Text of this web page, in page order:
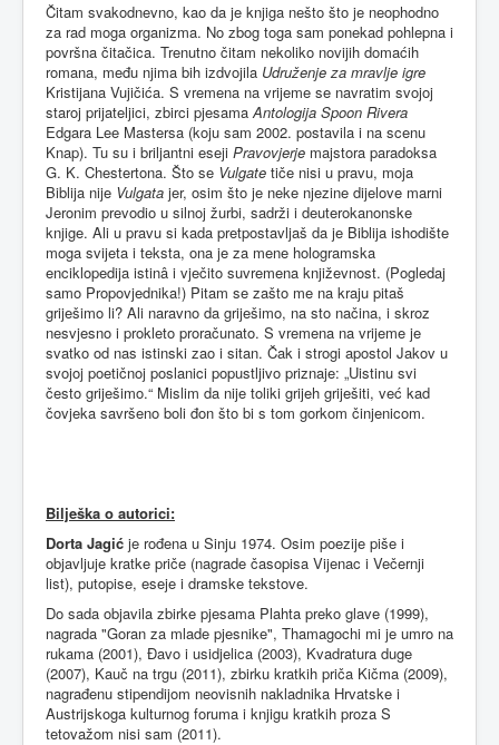
Čitam svakodnevno, kao da je knjiga nešto što je neophodno
za rad moga organizma. No zbog toga sam ponekad pohlepna i
površna čitačica. Trenutno čitam nekoliko novijih domaćih
romana, među njima bih izdvojila Udruženje za mravlje igre
Kristijana Vujičića. S vremena na vrijeme se navratim svojoj
staroj prijateljici, zbirci pjesamaAntologija Spoon Rivera
Edgara Lee Mastersa (koju sam 2002. postavila i na scenu
Knap). Tu su i briljantni eseji Pravovjerje majstora paradoksa
G. K. Chestertona. Što se Vulgate tiče nisi u pravu, moja
Biblija nije Vulgata jer, osim što je neke njezine dijelove marni
Jeronim prevodio u silnoj žurbi, sadrži i deuterokanonske
knjige. Ali u pravu si kada pretpostavljaš da je Biblija ishodište
moga svijeta i teksta, ona je za mene hologramska
enciklopedija istinâ i vječito suvremena književnost. (Pogledaj
samo Propovjednika!) Pitam se zašto me na kraju pitaš
griješimo li? Ali naravno da griješimo, na sto načina, i skroz
nesvjesno i prokleto proračunato. S vremena na vrijeme je
svatko od nas istinski zao i sitan. Čak i strogi apostol Jakov u
svojoj poetičnoj poslanici popustljivo priznaje: „Uistinu svi
često griješimo.“ Mislim da nije toliki grijeh griješiti, već kad
čovjeka savršeno boli đon što bi s tom gorkom činjenicom.
Bilješka o autorici:
Dorta Jagić je rođena u Sinju 1974. Osim poezije piše i
objavljuje kratke priče (nagrade časopisa Vijenac i Večernji
list), putopise, eseje i dramske tekstove.
Do sada objavila zbirke pjesama Plahta preko glave (1999),
nagrada "Goran za mlade pjesnike", Thamagochi mi je umro na
rukama (2001), Đavo i usidjelica (2003), Kvadratura duge
(2007), Kauč na trgu (2011), zbirku kratkih priča Kičma (2009),
nagrađenu stipendijom neovisnih nakladnika Hrvatske i
Austrijskoga kulturnog foruma i knjigu kratkih proza S
tetovažom nisi sam (2011).